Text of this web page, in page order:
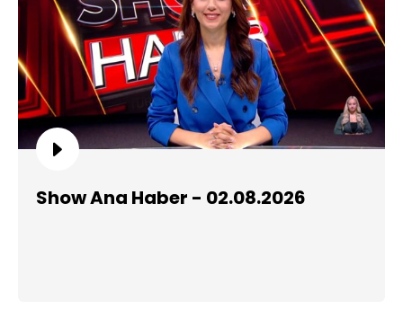
Show Ana Haber - 02.08.2026